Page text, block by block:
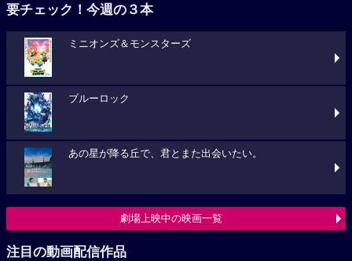
要チェック！今週の３本
ミニオンズ＆モンスターズ
ブルーロック
あの星が降る丘で、君とまた出会いたい。
劇場上映中の映画一覧
注目の動画配信作品